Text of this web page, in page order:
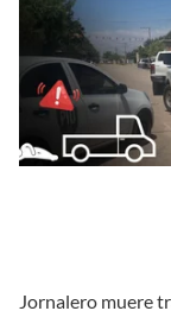
Jornalero muere